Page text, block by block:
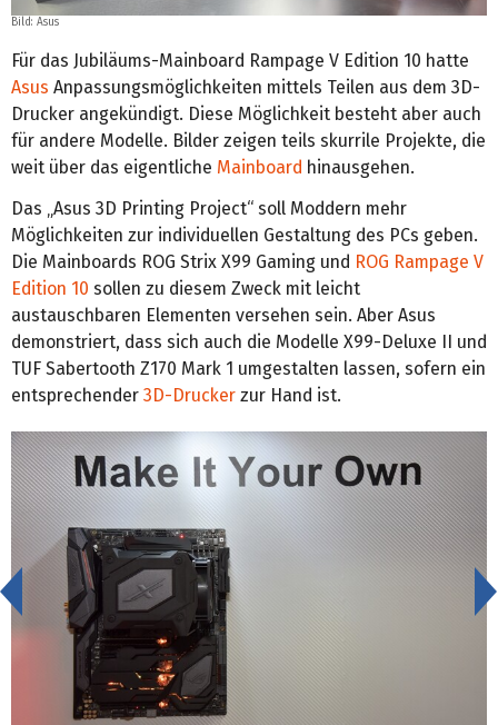
Bild: Asus
Für das Jubiläums-Mainboard Rampage V Edition 10 hatte
Asus Anpassungsmöglichkeiten mittels Teilen aus dem 3D-
Drucker angekündigt. Diese Möglichkeit besteht aber auch
für andere Modelle. Bilder zeigen teils skurrile Projekte, die
weit über das eigentliche Mainboard hinausgehen.
Das „Asus 3D Printing Project“ soll Moddern mehr
Möglichkeiten zur individuellen Gestaltung des PCs geben.
Die Mainboards ROG Strix X99 Gaming und ROG Rampage V
Edition 10 sollen zu diesem Zweck mit leicht
austauschbaren Elementen versehen sein. Aber Asus
demonstriert, dass sich auch die Modelle X99-Deluxe II und
TUF Sabertooth Z170 Mark 1 umgestalten lassen, sofern ein
entsprechender 3D-Drucker zur Hand ist.
<